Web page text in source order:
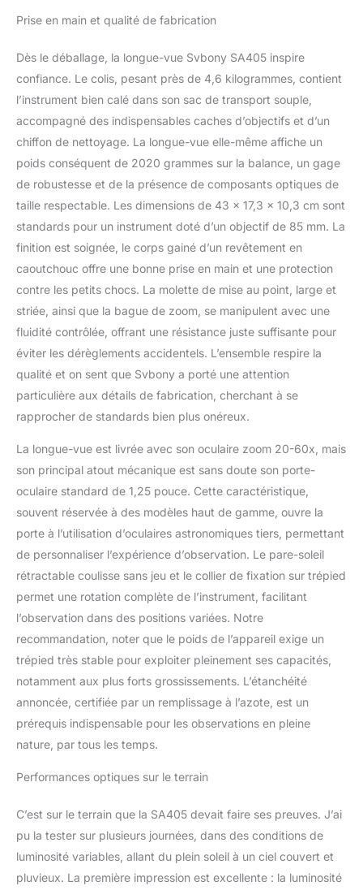
WiFi pour
Faune
oiseaux des zones
Oculaire standard
d'interface de 1,25
pouce; Fournir un
grossissement de 20 à
60x pour répondre aux
besoins des différents
détails d'observation des
la caméra wifi SC001
pour réaliser
l'enregistrement de
vidéos et d'images et
Conception optique haut
de gamme; Revêtement
de lentille FMC et
conception de prisme
BAK4; restaurer le
contour et les détails des
plumes d'oiseaux les
plus réalistes pour vous
aider à identifier
d'oiseaux IPX6 étanche
et antibuée; lors de
oiseaux dans les zones
humides; empêcher
efficacement l'humidité
de s'infiltrer à l'intérieur;
expérience et prolongez
efficacement la durée de
vie Grande bague de
mise au point; mise au
point plus fluide et plus
facile à régler; se
concentrer facilement
même avec des gants
lors de l'observation de
Prise en main et qualité de fabrication
Dès le déballage, la longue-vue Svbony SA405 inspire
confiance. Le colis, pesant près de 4,6 kilogrammes, contient
l’instrument bien calé dans son sac de transport souple,
accompagné des indispensables caches d’objectifs et d’un
chiffon de nettoyage. La longue-vue elle-même affiche un
poids conséquent de 2020 grammes sur la balance, un gage
de robustesse et de la présence de composants optiques de
taille respectable. Les dimensions de 43 x 17,3 x 10,3 cm sont
standards pour un instrument doté d’un objectif de 85 mm. La
finition est soignée, le corps gainé d’un revêtement en
caoutchouc offre une bonne prise en main et une protection
contre les petits chocs. La molette de mise au point, large et
striée, ainsi que la bague de zoom, se manipulent avec une
fluidité contrôlée, offrant une résistance juste suffisante pour
éviter les dérèglements accidentels. L’ensemble respire la
qualité et on sent que Svbony a porté une attention
particulière aux détails de fabrication, cherchant à se
rapprocher de standards bien plus onéreux.
La longue-vue est livrée avec son oculaire zoom 20-60x, mais
son principal atout mécanique est sans doute son porte-
oculaire standard de 1,25 pouce. Cette caractéristique,
souvent réservée à des modèles haut de gamme, ouvre la
porte à l’utilisation d’oculaires astronomiques tiers, permettant
de personnaliser l’expérience d’observation. Le pare-soleil
rétractable coulisse sans jeu et le collier de fixation sur trépied
permet une rotation complète de l’instrument, facilitant
l’observation dans des positions variées. Notre
recommandation, noter que le poids de l’appareil exige un
trépied très stable pour exploiter pleinement ses capacités,
notamment aux plus forts grossissements. L’étanchéité
annoncée, certifiée par un remplissage à l’azote, est un
prérequis indispensable pour les observations en pleine
nature, par tous les temps.
Performances optiques sur le terrain
C’est sur le terrain que la SA405 devait faire ses preuves. J’ai
pu la tester sur plusieurs journées, dans des conditions de
luminosité variables, allant du plein soleil à un ciel couvert et
pluvieux. La première impression est excellente : la luminosité